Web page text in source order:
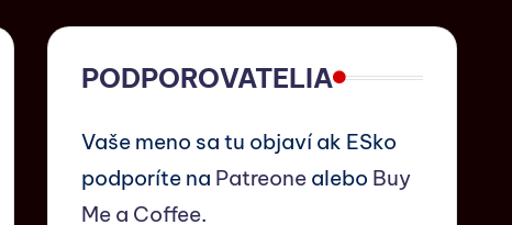
PODPOROVATELIA
Vaše meno sa tu objaví ak ESko
podporíte na Patreonealebo Buy
Me a Coffee.